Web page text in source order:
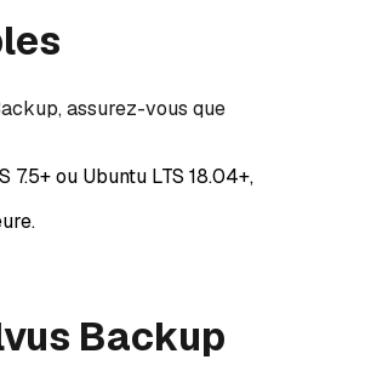
assurez-vous que
ou Ubuntu LTS 18.04+,
Backup